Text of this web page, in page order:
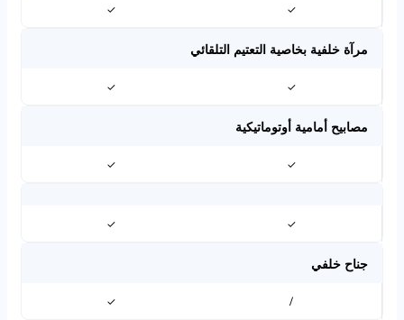
✓
✓
مرآة خلفية بخاصية التعتيم التلقائي
✓
✓
مصابيح أمامية أوتوماتيكية
✓
✓
✓
✓
جناح خلفي
/
✓